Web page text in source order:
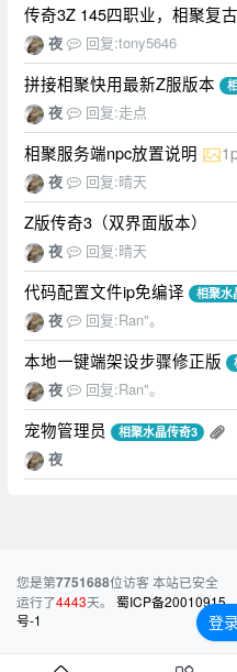
传奇3Z 145四职业，相聚复
终极整合版
夜 回复:tony5646
拼接相聚快用最新Z服版本
夜 回复:走点
相聚服务端npc放置说明
夜 回复:晴天
Z版传奇3（双界面版本）
夜 回复:晴天
代码配置文件ip免编译 相聚水
夜 回复:Ran"。
本地一键端架设步骤修正版
夜 回复:Ran"。
宠物管理员 相聚水晶传奇3
夜
您是第7751688位访客 本站已安全
运行了4443天。
蜀ICP备20010915
号-1
登